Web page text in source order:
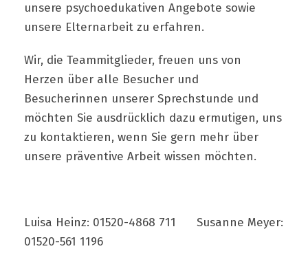
unsere psychoedukativen Angebote sowie
unsere Elternarbeit zu erfahren.
Wir, die Teammitglieder, freuen uns von
Herzen über alle Besucher und
Besucherinnen unserer Sprechstunde und
möchten Sie ausdrücklich dazu ermutigen, uns
zu kontaktieren, wenn Sie gern mehr über
unsere präventive Arbeit wissen möchten.
Luisa Heinz: 01520-4868 711 Susanne Meyer:
01520-561 1196